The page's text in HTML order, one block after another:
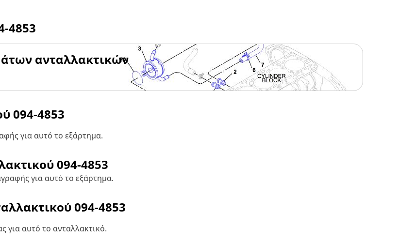
4853
ανταλλακτικών
094-4853
για αυτό το εξάρτημα.
094-4853
για αυτό το εξάρτημα.
094-4853
για αυτό το ανταλλακτικό.